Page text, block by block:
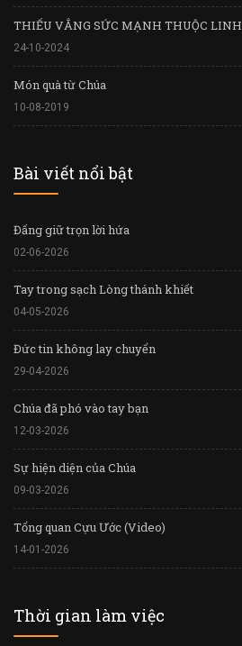
THIẾU VẮNG SỨC MẠNH THUỘC LINH
24-10-2024
Món quà từ Chúa
10-08-2019
Bài viết nổi bật
Đấng giữ trọn lời hứa
02-06-2026
Tay trong sạch Lòng thánh khiết
04-05-2026
Đức tin không lay chuyển
29-04-2026
Chúa đã phó vào tay bạn
12-03-2026
Sự hiện diện của Chúa
09-03-2026
Tổng quan Cựu Ước (Video)
14-01-2026
Thời gian làm việc